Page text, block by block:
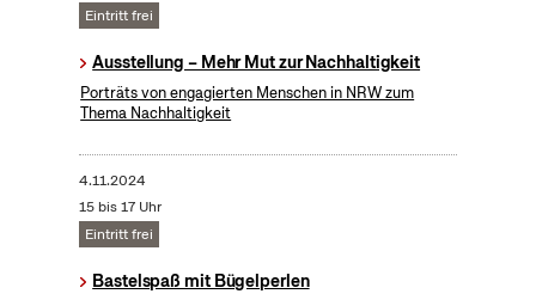
Eintritt frei
Ausstellung – Mehr Mut zur Nachhaltigkeit
Porträts von engagierten Menschen in NRW zum
Thema Nachhaltigkeit
4.11.2024
15 bis 17 Uhr
Eintritt frei
Bastelspaß mit Bügelperlen